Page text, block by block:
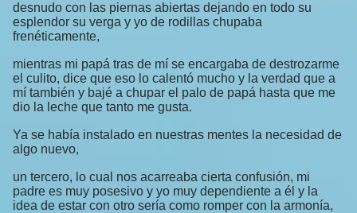
desnudo con las piernas abiertas dejando en todo su
esplendor su verga y yo de rodillas chupaba
frenéticamente,
mientras mi papá tras de mí se encargaba de destrozarme
el culito, dice que eso lo calentó mucho y la verdad que a
mí también y bajé a chupar el palo de papá hasta que me
dio la leche que tanto me gusta.
Ya se había instalado en nuestras mentes la necesidad de
algo nuevo,
un tercero, lo cual nos acarreaba cierta confusión, mi
padre es muy posesivo y yo muy dependiente a él y la
idea de estar con otro sería como romper con la armonía,